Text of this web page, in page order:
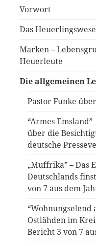
Vorwort
Das
Marken –
Heuerleute
Die allgemeinen
Pastor Funke
“Armes
über die
deutsche
„Muffrika” – Das
Deutschlands
von 7 aus dem
“Wohnungselend
Ostlähden im
Bericht 3 von 7